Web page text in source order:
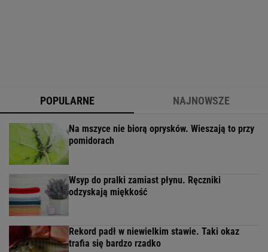
POPULARNE NAJNOWSZE
Na mszyce nie biorą oprysków. Wieszają to przy
pomidorach
Wsyp do pralki zamiast płynu. Ręczniki
odzyskają miękkość
Rekord padł w niewielkim stawie. Taki okaz
trafia się bardzo rzadko